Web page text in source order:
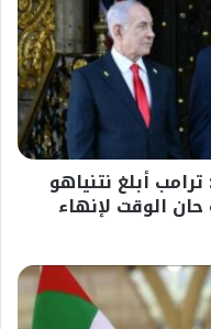
أبلغ نتنياهو
حان الوقت لإنهاء